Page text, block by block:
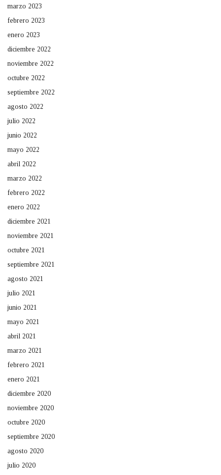
marzo 2023
febrero 2023
enero 2023
diciembre 2022
noviembre 2022
octubre 2022
septiembre 2022
agosto 2022
julio 2022
junio 2022
mayo 2022
abril 2022
marzo 2022
febrero 2022
enero 2022
diciembre 2021
noviembre 2021
octubre 2021
septiembre 2021
agosto 2021
julio 2021
junio 2021
mayo 2021
abril 2021
marzo 2021
febrero 2021
enero 2021
diciembre 2020
noviembre 2020
octubre 2020
septiembre 2020
agosto 2020
julio 2020